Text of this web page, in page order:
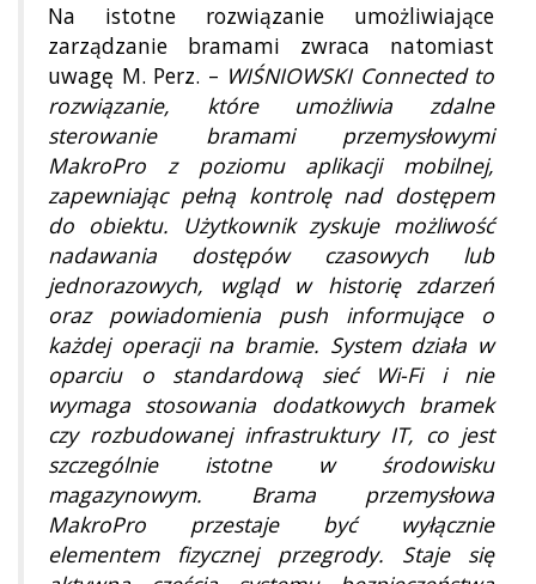
Na istotne rozwiązanie umożliwiające
zarządzanie bramami zwraca natomiast
uwagę M. Perz. – WIŚNIOWSKI Connected to
rozwiązanie, które umożliwia zdalne
sterowanie bramami przemysłowymi
MakroPro z poziomu aplikacji mobilnej,
zapewniając pełną kontrolę nad dostępem
do obiektu. Użytkownik zyskuje możliwość
nadawania dostępów czasowych lub
jednorazowych, wgląd w historię zdarzeń
oraz powiadomienia push informujące o
każdej operacji na bramie. System działa w
oparciu o standardową sieć Wi-Fi i nie
wymaga stosowania dodatkowych bramek
czy rozbudowanej infrastruktury IT, co jest
szczególnie istotne w środowisku
magazynowym. Brama przemysłowa
MakroPro przestaje być wyłącznie
elementem fizycznej przegrody. Staje się